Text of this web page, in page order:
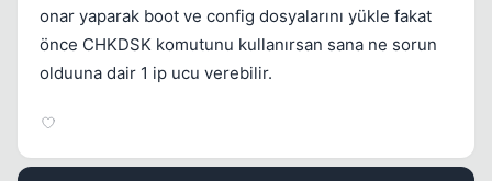
onar yaparak boot ve config dosyalarını yükle fakat
önce CHKDSK komutunu kullanırsan sana ne sorun
olduuna dair 1 ip ucu verebilir.